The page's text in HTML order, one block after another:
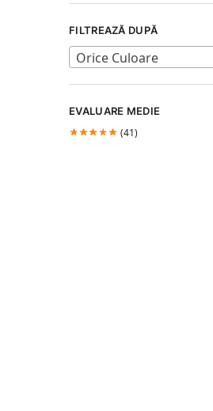
FILTREAZĂ DUPĂ
Orice Culoare
EVALUARE MEDIE
(41)